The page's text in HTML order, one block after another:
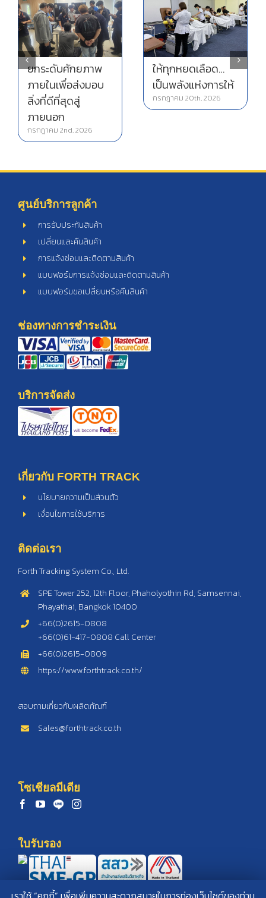
ให้ทุกหยดเลือด…
เป็นพลังแห่งการให้
กรกฎาคม 20th, 2026
การฝึกซ้อมอพยพ
หนีไฟ ประจำปี 2569
กรกฎาคม 13th, 2026
ศูนย์บริการลูกค้า
การรับประกันสินค้า
เปลี่ยนและคืนสินค้า
การแจ้งซ่อมและติดตามสินค้า
แบบฟอร์มการแจ้งซ่อมและติดตามสินค้า
แบบฟอร์มขอเปลี่ยนหรือคืนสินค้า
ช่องทางการชำระเงิน
บริการจัดส่ง
นโยบายความเป็นส่วนตัว
เงื่อนไขการใช้บริการ
ติดต่อเรา
Forth Tracking System Co., Ltd.
Phayathai, Bangkok 10400
+66(0)2615-0808
+66(0)61-417-0808 Call Center
+66(0)2615-0809
https://www.forthtrack.co.th/
สอบถามเกี่ยวกับผลิตภัณฑ์
Sales@forthtrack.co.th